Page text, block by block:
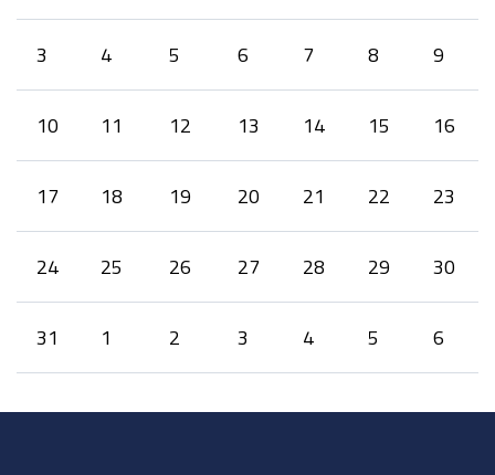
3 4 5 6 7 8 9
10 11 12 13 14 15 16
17 18 19 20 21 22 23
24 25 26 27 28 29 30
31 1 2 3 4 5 6